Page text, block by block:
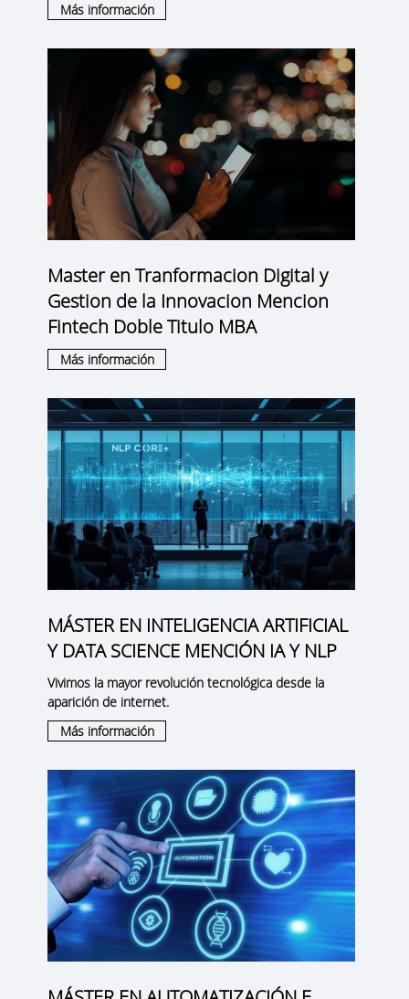
Más información
Master en Tranformacion Digital y
Gestion de la Innovacion Mencion
Fintech Doble Titulo MBA
Más información
MÁSTER EN INTELIGENCIA ARTIFICIAL
Y DATA SCIENCE MENCIÓN IA Y NLP
Vivimos la mayor revolución tecnológica desde la
aparición de internet.
Más información